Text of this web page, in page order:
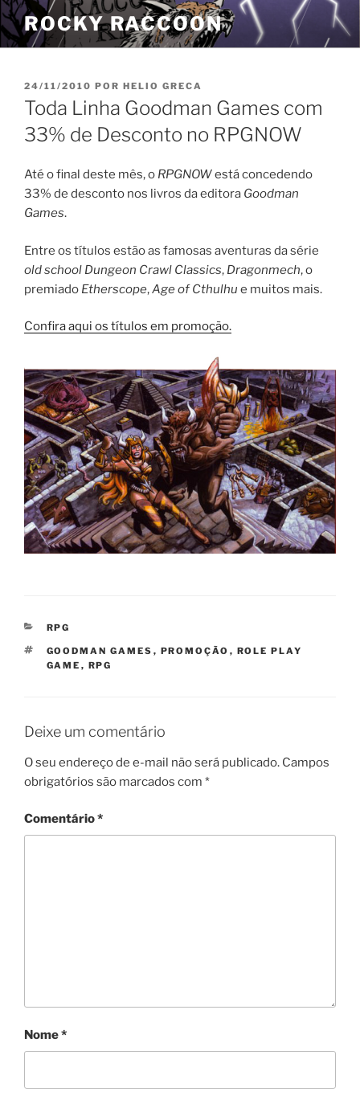
Pular
para
o
ROCKY RACCOON
PUBLICADO
EM
24/11/2010 POR HELIO GRECA
Toda Linha Goodman Games com
33% de Desconto no RPGNOW
Até o final deste mês, o RPGNOWestá concedendo
33% de desconto nos livros da editora Goodman
Games.
Entre os títulos estão as famosas aventuras da série
old school Dungeon Crawl Classics, Dragonmech, o
premiado Etherscope,Age of Cthulhu e muitos mais.
Confira aqui os títulos em promoção.
CATEGORIAS
RPG
TAGS
GOODMAN GAMES , PROMOÇÃO , ROLE PLAY
GAME , RPG
Deixe um comentário
O seu endereço de e-mail não será publicado. Campos
obrigatórios são marcados com *
Comentário*
Nome*